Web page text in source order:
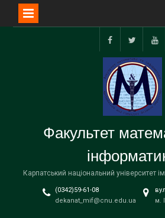
facebooktwitter
Факультет
Карпатський національний університет
(0342)59-61-08
dekanat_mif@cnu.edu.ua
м.